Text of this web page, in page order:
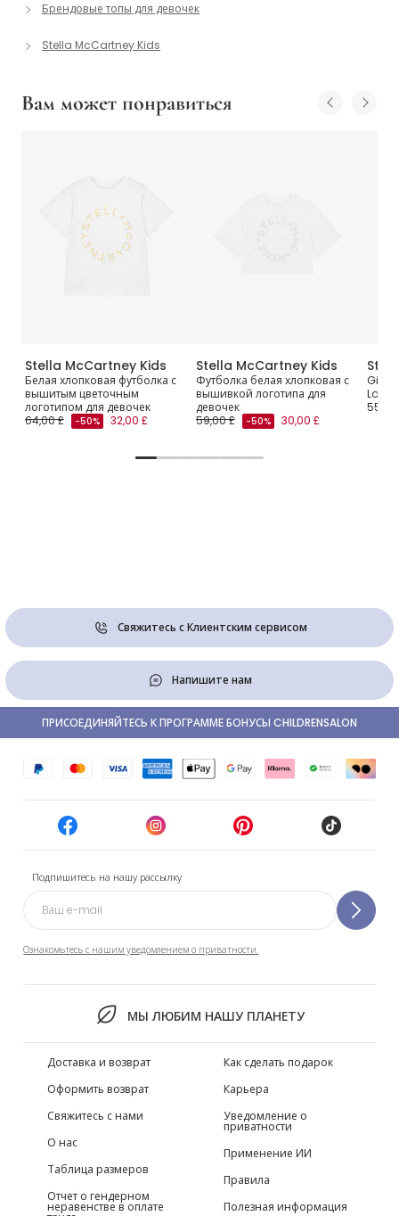
Брендовые топы для девочек
Stella McCartney Kids
Вам может понравиться
Stella McCartney Kids
Белая хлопковая футболка с
вышитым цветочным
логотипом для девочек
64,00 £
-50% 32,00 £
Stella McCartney Kids
Футболка белая хлопковая с
вышивкой логотипа для
девочек
59,00 £
-50% 30,00 £
Girls
Logo
55,00
Свяжитесь с Клиентским сервисом
Напишите нам
Подпишитесь на нашу рассылку
Ознакомьтесь с нашим уведомлением о приватности.
МЫ ЛЮБИМ НАШУ ПЛАНЕТУ
ПРИСОЕДИНЯЙТЕСЬ К ПРОГРАММЕ БОНУСЫ CHILDRENSALON
Доставка и возврат
Оформить возврат
Свяжитесь с нами
О нас
Таблица размеров
Отчет о гендерном
неравенстве в оплате
Как сделать подарок
Карьера
Уведомление о
приватности
Применение ИИ
Правила
Полезная информация